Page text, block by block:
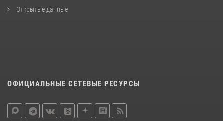
Открытые данные
ОФИЦИАЛЬНЫЕ СЕТЕВЫЕ РЕСУРСЫ